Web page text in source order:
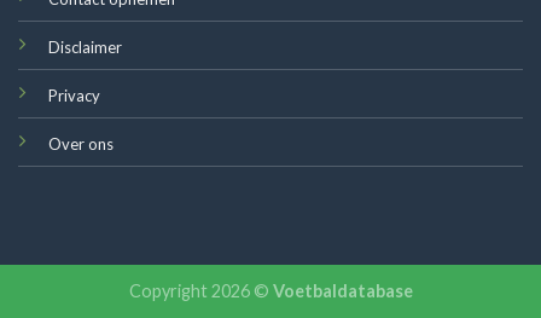
Disclaimer
Privacy
Over ons
Copyright 2026 © Voetbaldatabase